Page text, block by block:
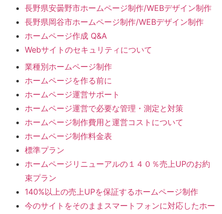
長野県安曇野市ホームページ制作/WEBデザイン制作
長野県岡谷市ホームページ制作/WEBデザイン制作
ホームページ作成 Q&A
Webサイトのセキュリティについて
業種別ホームページ制作
ホームページを作る前に
ホームページ運営サポート
ホームページ運営で必要な管理・測定と対策
ホームページ制作費用と運営コストについて
ホームページ制作料金表
標準プラン
ホームページリニューアルの１４０％売上UPのお約
束プラン
140%以上の売上UPを保証するホームページ制作
今のサイトをそのままスマートフォンに対応したホー